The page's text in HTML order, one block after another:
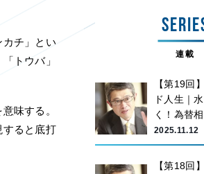
カチ」とい
トウバ」
味する。
すると底打
連載
【第19回
ド人生｜
く！為替
2025.11.12
【第18回